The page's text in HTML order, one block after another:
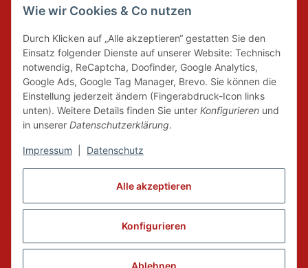
Alle akzeptieren
Konfigurieren
Wie wir Cookies & Co nutzen
Durch Klicken auf „Alle akzeptieren“ gestatten Sie den
Einsatz folgender Dienste auf unserer Website: Technisch
notwendig, ReCaptcha, Doofinder, Google Analytics,
Google Ads, Google Tag Manager, Brevo. Sie können die
Einstellung jederzeit ändern (Fingerabdruck-Icon links
unten). Weitere Details finden Sie unter Konfigurieren und
in unserer Datenschutzerklärung.
Impressum Datenschutz
Wir tragen Verantwortung und erfüllen unsere
Pflichten zur Systembeteiligung nach dem
Verpackungsgesetz.
FAIRCOMMERCE
Wir sind seit 04.12.2015 Mitglied der Initiative
Vertrag widerrufen
* Alle Preise inkl. gesetzlicher MwSt., zzgl.Versand